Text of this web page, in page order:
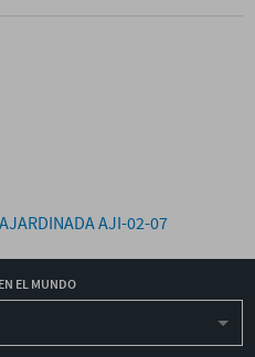
AJI-02-07
EL MUNDO